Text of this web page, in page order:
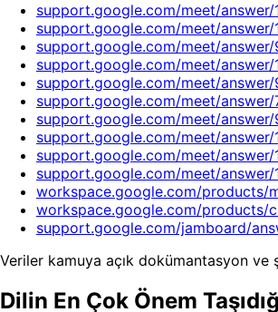
support.google.com/meet/answer/
support.google.com/meet/answer/
support.google.com/meet/
support.google.com/meet/answer/
support.google.com/meet/
support.google.com/meet/answer/
support.google.com/meet/answer/
support.google.com/meet/answer/
support.google.com/meet/answer/
support.google.com/meet/answer/
workspace.google.com/products/
workspace.google.com/products/
support.google.com/jamboard/
Veriler kamuya açık dokümantasyon ve
Dilin En Çok Önem